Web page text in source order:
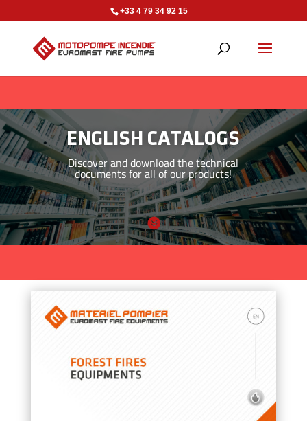
+33 4 79 34 92 15
ENGLISH CATALOGS
Discover and download the technical
documents for all of our products!
